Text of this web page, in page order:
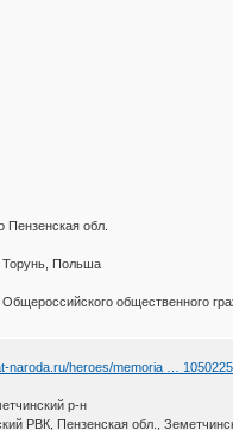
Пензенская обл.
Торунь, Польша
общественного
naroda.ru/heroes/memoria …
р-н
РВК, Пензенская обл.,